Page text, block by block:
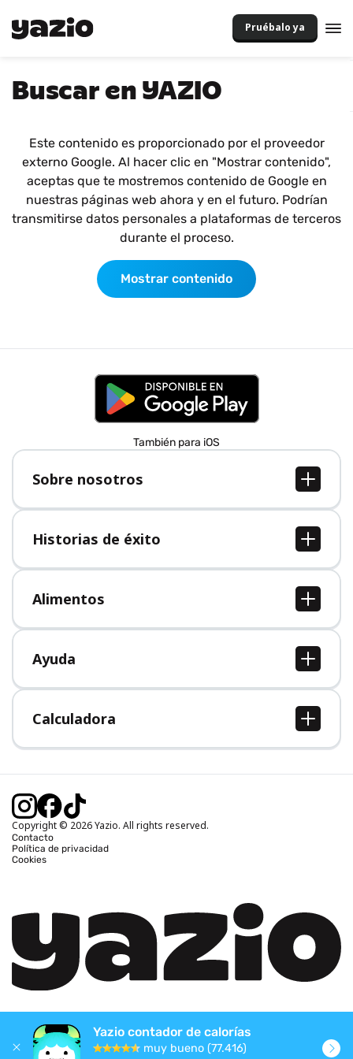
Pruébalo ya
Buscar en YAZIO
Este contenido es proporcionado por el proveedor
externo Google. Al hacer clic en "Mostrar contenido",
aceptas que te mostremos contenido de Google en
nuestras páginas web ahora y en el futuro. Podrían
transmitirse datos personales a plataformas de terceros
durante el proceso.
Mostrar contenido
También para iOS
Sobre nosotros
Sobre nosotros
Empleo
Prensa
Historias de éxito
Todas las historias de éxito
Alimentos
Todos los alimentos
Ayuda
Centro de ayuda
Calculadora
Calcular IMC
Calcular peso ideal
Calcular calorías quemadas
Copyright © 2026 Yazio. All rights reserved.
Contacto
Política de privacidad
Cookies
Yazio contador de calorías
muy bueno (77.416)